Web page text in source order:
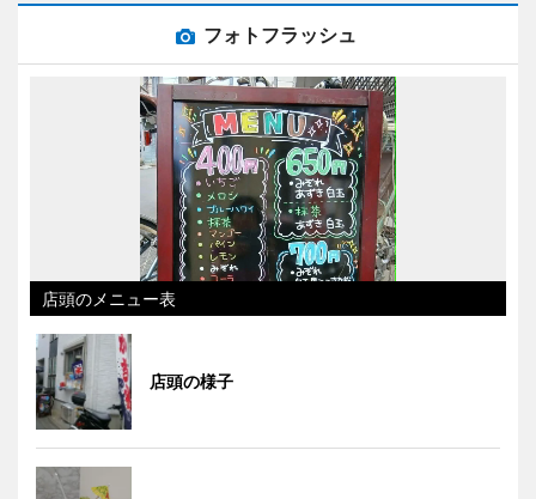
フォトフラッシュ
店頭のメニュー表
店頭の様子